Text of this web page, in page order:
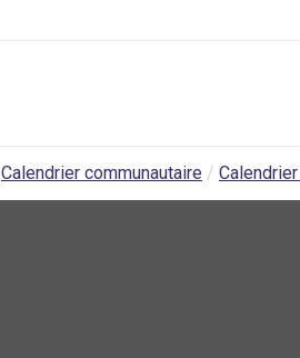
Calendrier communautaire